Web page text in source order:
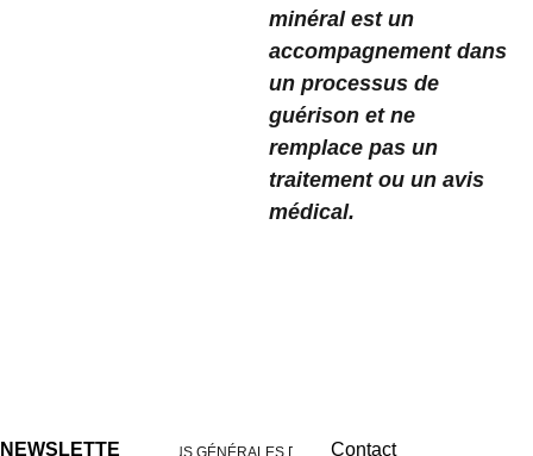
minéral est un
accompagnement dans
un processus de
guérison et ne
remplace pas un
traitement ou un avis
médical.
NEWSLETTE Contact
CONDITIONS GÉNÉRALES DE VENTES